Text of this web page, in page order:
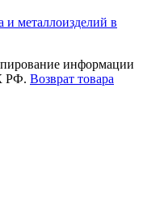
информации
РФ. Возврат товара